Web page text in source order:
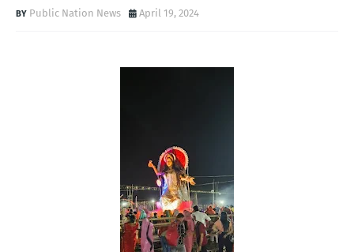
Public Nation News April 19, 2024